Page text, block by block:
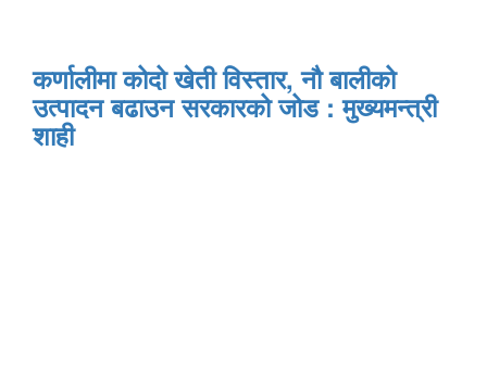
कर्णालीमा कोदो खेती विस्तार, नौ बालीको
उत्पादन बढाउन सरकारको जोड : मुख्यमन्त्री
शाही